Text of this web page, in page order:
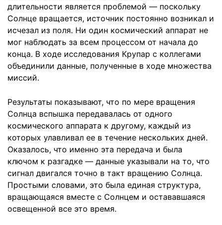
длительности является проблемой — поскольку
Солнце вращается, источник постоянно возникал и
исчезал из поля. Ни один космический аппарат не
мог наблюдать за всем процессом от начала до
конца. В ходе исследования Крупар с коллегами
объединили данные, полученные в ходе множества
миссий.
Результаты показывают, что по мере вращения
Солнца вспышка передавалась от одного
космического аппарата к другому, каждый из
которых улавливал ее в течение нескольких дней.
Оказалось, что именно эта передача и была
ключом к разгадке — данные указывали на то, что
сигнал двигался точно в такт вращению Солнца.
Простыми словами, это была единая структура,
вращающаяся вместе с Солнцем и остававшаяся
освещенной все это время.